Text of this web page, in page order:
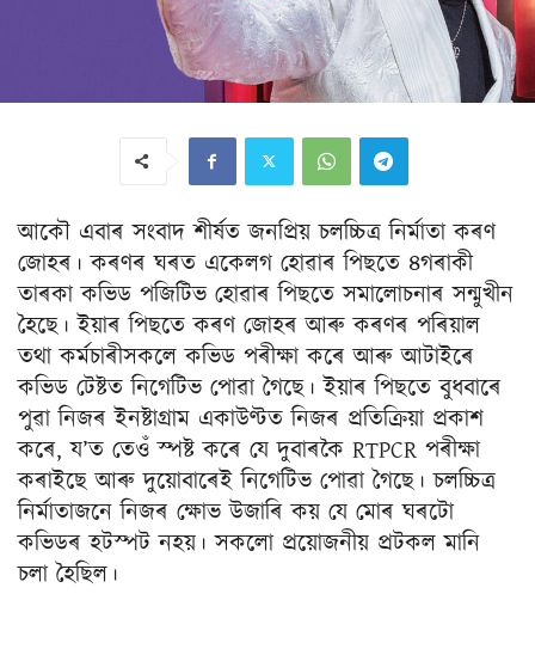
আকৌ এবাৰ সংবাদ শীৰ্ষত জনপ্ৰিয় চলচ্চিত্ৰ নিৰ্মাতা কৰণ
জোহৰ। কৰণৰ ঘৰত একেলগ হোৱাৰ পিছতে ৪গৰাকী
তাৰকা কভিড পজিটিভ হোৱাৰ পিছতে সমালোচনাৰ সন্মুখীন
হৈছে। ইয়াৰ পিছতে কৰণ জোহৰ আৰু কৰণৰ পৰিয়াল
তথা কৰ্মচাৰীসকলে কভিড পৰীক্ষা কৰে আৰু আটাইৰে
কভিড টেষ্টত নিগেটিভ পোৱা গৈছে। ইয়াৰ পিছতে বুধবাৰে
পুৱা নিজৰ ইনষ্টাগ্ৰাম একাউণ্টত নিজৰ প্ৰতিক্ৰিয়া প্ৰকাশ
কৰে, য’ত তেওঁ স্পষ্ট কৰে যে দুবাৰকৈ RTPCR পৰীক্ষা
কৰাইছে আৰু দুয়োবাৰেই নিগেটিভ পোৱা গৈছে। চলচ্চিত্ৰ
নিৰ্মাতাজনে নিজৰ ক্ষোভ উজাৰি কয় যে মোৰ ঘৰটো
কভিডৰ হটস্পট নহয়। সকলো প্ৰয়োজনীয় প্ৰটকল মানি
চলা হৈছিল।